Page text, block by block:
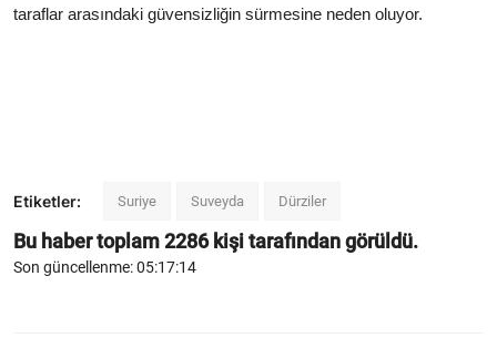
taraflar arasındaki güvensizliğin sürmesine neden oluyor.
Etiketler: Suriye Suveyda Dürziler
Bu haber toplam2286kişi tarafından görüldü.
Son güncellenme: 05:17:14